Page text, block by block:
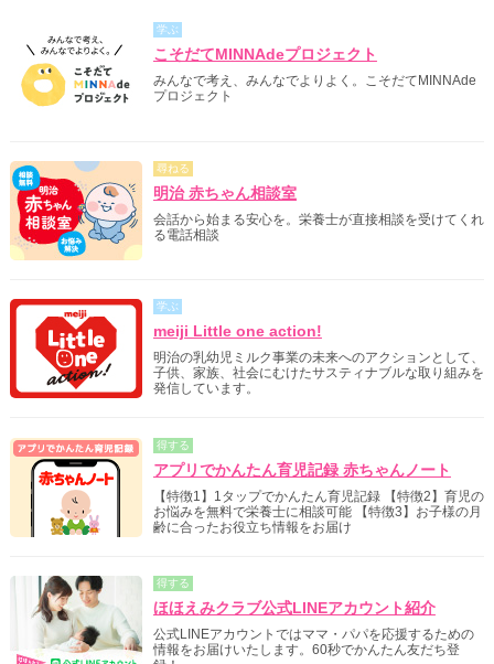
学ぶ
こそだてMINNAdeプロジェクト
みんなで考え、みんなでよりよく。こそだてMINNAde
プロジェクト
尋ねる
明治 赤ちゃん相談室
会話から始まる安心を。栄養士が直接相談を受けてくれ
る電話相談
学ぶ
meiji Little one action!
明治の乳幼児ミルク事業の未来へのアクションとして、
子供、家族、社会にむけたサスティナブルな取り組みを
発信しています。
得する
アプリでかんたん育児記録 赤ちゃんノート
【特徴1】1タップでかんたん育児記録 【特徴2】育児の
お悩みを無料で栄養士に相談可能 【特徴3】お子様の月
齢に合ったお役立ち情報をお届け
得する
ほほえみクラブ公式LINEアカウント紹介
公式LINEアカウントではママ・パパを応援するための
情報をお届けいたします。60秒でかんたん友だち登